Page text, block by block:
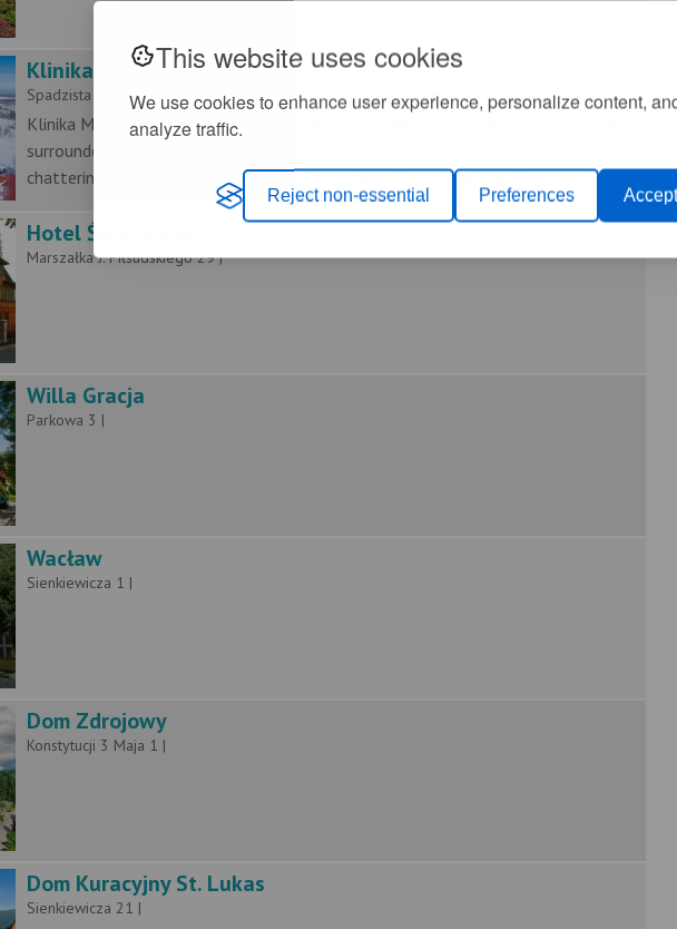
This website uses cookies
We use cookies to enhance user experience, personalize content,
analyze traffic.
Reject non-essential Preferences
Klinika Młodości Medical SPA
Spadzista 1-3 |
Klinika Młodości Medical SPA is located on the sunny side of the Jizera Mountains,
surrounded by a park with jogging path and fragrant pine forest inhabited by many
chattering birds and deer peeking at our premises. Peace and quiet, contact...
Hotel Świeradów
Marszałka J. Piłsudskiego 29 |
Willa Gracja
Parkowa 3 |
Wacław
Sienkiewicza 1 |
Dom Zdrojowy
Konstytucji 3 Maja 1 |
Dom Kuracyjny St. Lukas
Sienkiewicza 21 |